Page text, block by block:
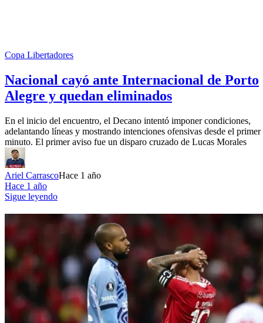
Copa Libertadores
Nacional cayó ante Internacional de Porto
Alegre y quedan eliminados
En el inicio del encuentro, el Decano intentó imponer condiciones,
adelantando líneas y mostrando intenciones ofensivas desde el primer
minuto. El primer aviso fue un disparo cruzado de Lucas Morales
Ariel CarrascoHace 1 año
Hace 1 año
Sigue leyendo